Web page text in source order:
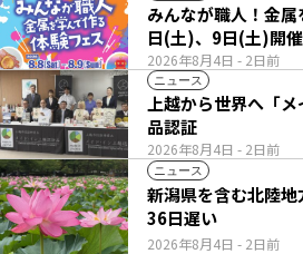
2026年8月4日 - 2日前
みんなが職人！金属
日(土)、9日(土)開催
ニュース
2026年8月4日 - 2日前
上越から世界へ「
品認証
ニュース
2026年8月4日 - 2日前
新潟県を含む北陸地
36日遅い